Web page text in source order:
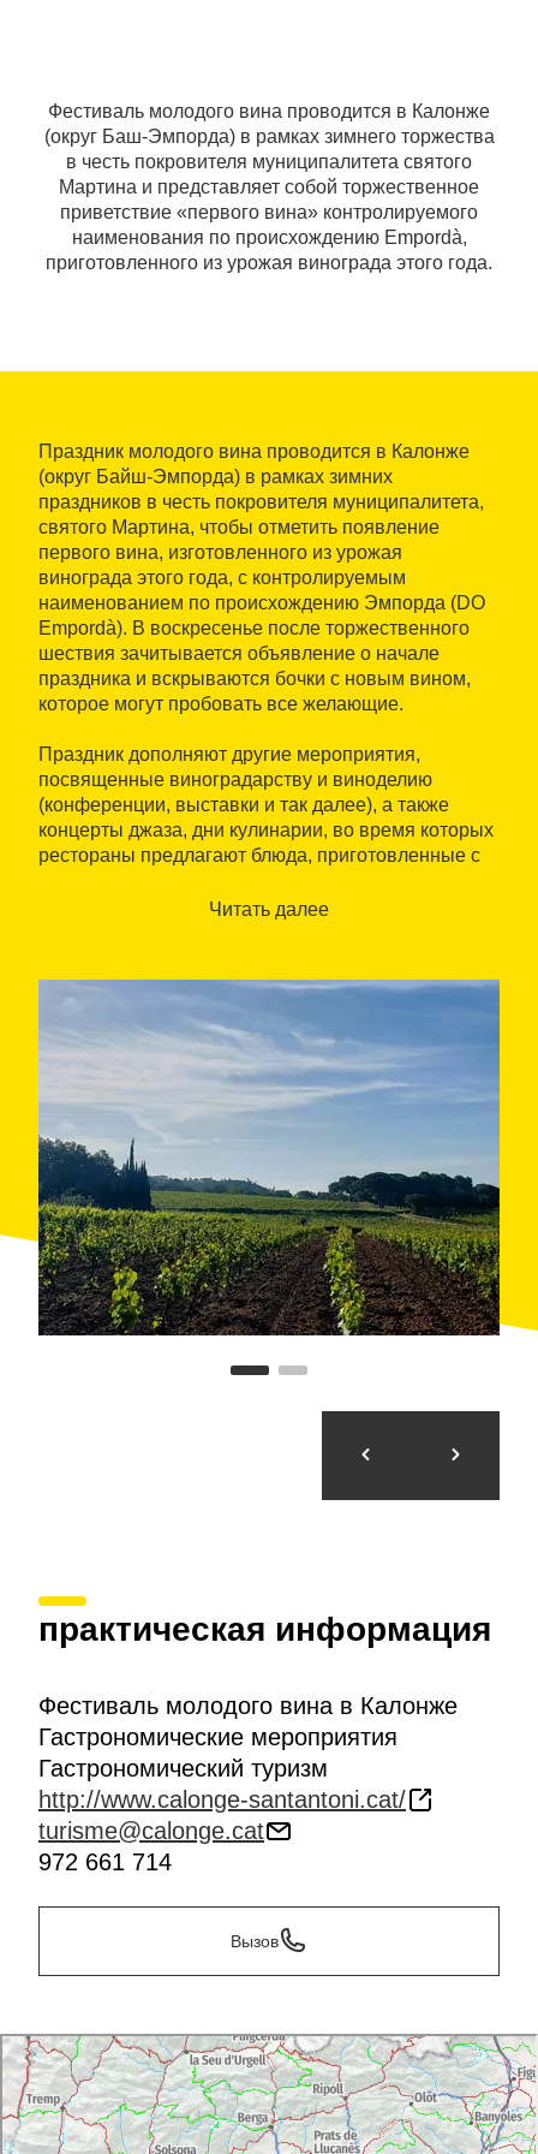
Фестиваль молодого вина проводится в Калонже
(округ Баш-Эмпорда) в рамках зимнего торжества
в честь покровителя муниципалитета святого
Мартина и представляет собой торжественное
приветствие «первого вина» контролируемого
наименования по происхождению Empordà,
приготовленного из урожая винограда этого года.
Праздник молодого вина проводится в Калонже
(округ Байш-Эмпорда) в рамках зимних
праздников в честь покровителя муниципалитета,
святого Мартина, чтобы отметить появление
первого вина, изготовленного из урожая
винограда этого года, с контролируемым
наименованием по происхождению Эмпорда (DO
Empordà). В воскресенье после торжественного
шествия зачитывается объявление о начале
праздника и вскрываются бочки с новым вином,
которое могут пробовать все желающие.
Праздник дополняют другие мероприятия,
посвященные виноградарству и виноделию
(конференции, выставки и так далее), а также
концерты джаза, дни кулинарии, во время которых
рестораны предлагают блюда, приготовленные с
усадеб на территории муниципалитета, конкурс
Читать далее
практическая информация
Фестиваль молодого вина в Калонже
Гастрономические мероприятия
Гастрономический туризм
http://www.calonge-santantoni.cat/
turisme@calonge.cat
972 661 714
Вызов